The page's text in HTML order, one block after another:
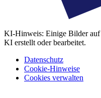
KI-Hinweis: Einige Bilder auf
KI erstellt oder bearbeitet.
Datenschutz
Cookie-Hinweise
Cookies verwalten